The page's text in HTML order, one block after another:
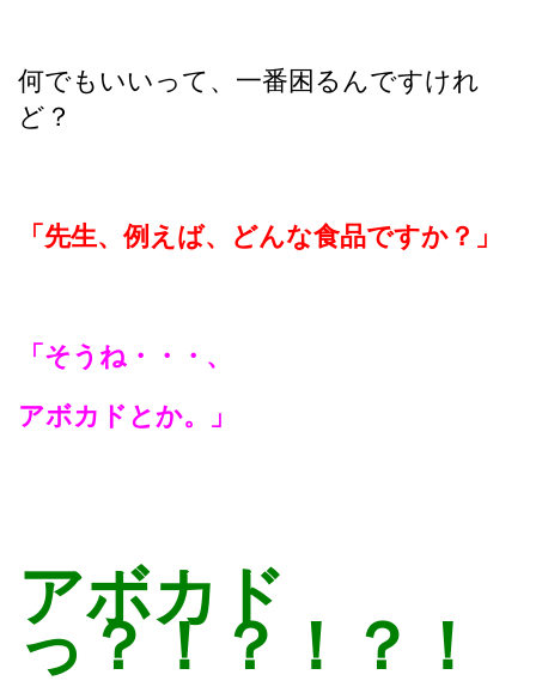
何でもいいって、一番困るんですけれ
ど？
「先生、例えば、どんな食品ですか？」
「そうね・・・、
アボカドとか。」
アボカド
っ？！？！？！